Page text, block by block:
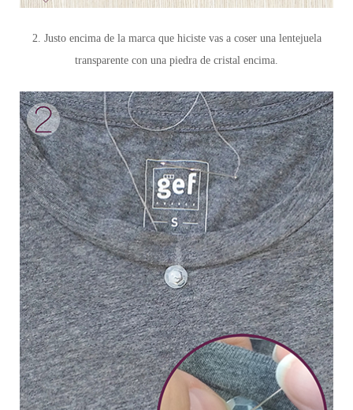
2. Justo encima de la marca que hiciste vas a coser una lentejuela
transparente con una piedra de cristal encima.